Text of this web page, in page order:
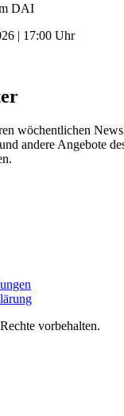
DAI
| 17:00 Uhr
wöchentlichen
andere Angebote
vorbehalten.